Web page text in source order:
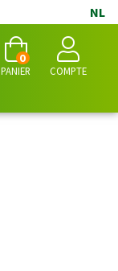
NL
PANIER
0
COMPTE